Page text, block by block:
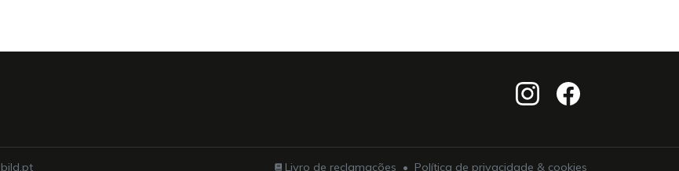
bild.pt Livro de reclamações • Política de privacidade & cookies